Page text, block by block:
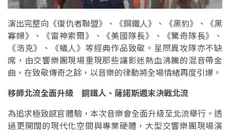
演出完整向《復仇者聯盟》、《鋼鐵人》、《黑豹》、《黑
寡婦》、《雷神索爾》、《美國隊長》、《驚奇隊長》、
《浩克》、《蟻人》等經典作品致敬。星際異攻隊亦不缺
席，由交響樂團現場重現那些讓影迷熱血沸騰的混音帶金
曲，在致敬傳奇之餘，以音樂的律動將全場情緒再度引爆。
移師北流全面升級 鋼鐵人、薩諾斯週末決戰北流
為追求極致感官體驗，本次音樂會全面升級至北流舉行。透
過更開闊的現代化空間與專業硬體，大型交響樂團現場演